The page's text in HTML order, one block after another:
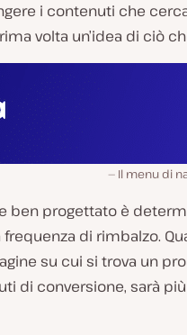
i contenuti che
volta un’idea di ciò
Il menu di
ben progettato è
di rimbalzo.
su cui si trova un
di conversione, sarà